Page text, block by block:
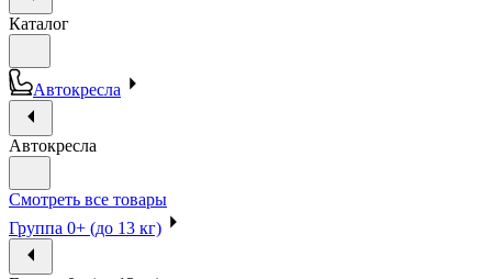
Каталог
Автокресла
Автокресла
Смотреть все товары
Группа 0+ (до 13 кг)